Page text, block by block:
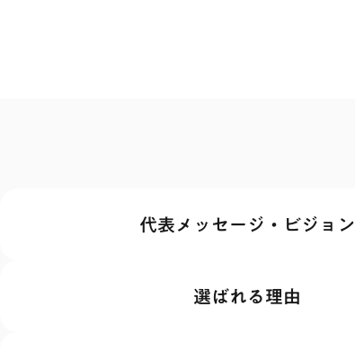
代表メッセージ・ ビジョン
選ばれる理由